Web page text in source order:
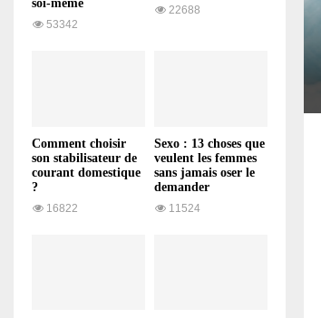
soi-même
53342
22688
Comment choisir
son stabilisateur de
courant domestique
?
16822
Sexo : 13 choses que
veulent les femmes
sans jamais oser le
demander
11524